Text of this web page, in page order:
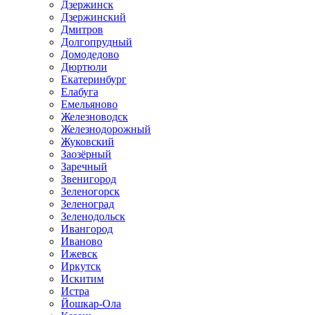
Дзержинск
Дзержинский
Дмитров
Долгопрудный
Домодедово
Дюртюли
Екатеринбург
Елабуга
Емельяново
Железноводск
Железнодорожный
Жуковский
Заозёрный
Заречный
Звенигород
Зеленогорск
Зеленоград
Зеленодольск
Ивангород
Иваново
Ижевск
Иркутск
Искитим
Истра
Йошкар-Ола